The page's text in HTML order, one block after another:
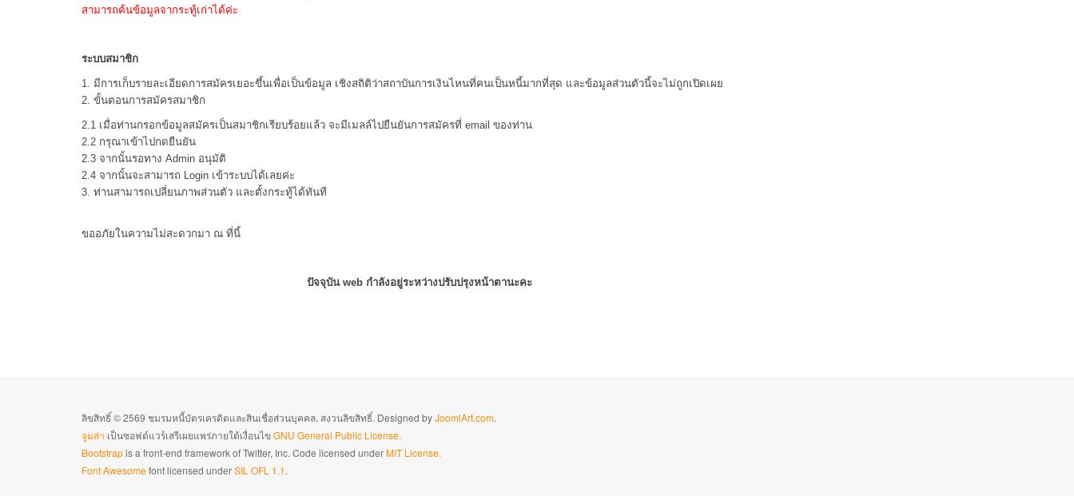
สามารถค้นข้อมูลจากระทู้เก่าได้ค่ะ
ระบบสมาชิก
1. มีการเก็บรายละเอียดการสมัครเยอะขึ้นเพื่อเป็นข้อมูล เชิงสถิติว่าสถาบันการเงินไหนที่คนเป็นหนี้มากที่สุด และข้อมูลส่วนตัวนี้จะไม่ถูกเปิดเผย
2. ขั้นตอนการสมัครสมาชิก
2.1 เมื่อท่านกรอกข้อมูลสมัครเป็นสมาชิกเรียบร้อยแล้ว จะมีเมลล์ไปยืนยันการสมัครที่ email ของท่าน
2.2 กรุณาเข้าไปกดยืนยัน
2.3 จากนั้นรอทาง Admin อนุมัติ
2.4 จากนั้นจะสามารถ Login เข้าระบบได้เลยค่ะ
3. ท่านสามารถเปลี่ยนภาพส่วนตัว และตั้งกระทู้ได้ทันที
ขออภัยในความไม่สะดวกมา ณ ที่นี้
ปัจจุบัน web กำลังอยู่ระหว่างปรับปรุงหน้าตานะคะ
ลิขสิทธิ์ © 2569 ชมรมหนี้บัตรเครดิตและสินเชื่อส่วนบุคคล. สงวนลิขสิทธิ์. Designed byJoomlArt.com.
จูมล่า เป็นซอฟต์แวร์เสรีเผยแพร่ภายใต้เงื่อนไข GNU General Public License.
Bootstrapis a front-end framework of Twitter, Inc. Code licensed underMIT License.
Font Awesomefont licensed underSIL OFL 1.1.